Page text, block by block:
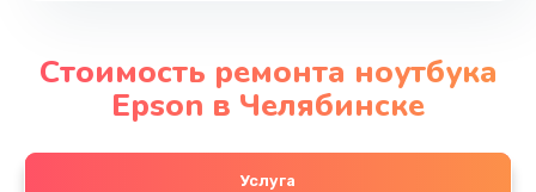
Стоимость ремонта ноутбука
Epson в Челябинске
Услуга